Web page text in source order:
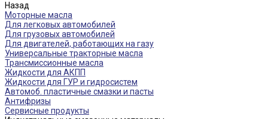
Назад
Моторные масла
Для легковых автомобилей
Для грузовых автомобилей
Для двигателей, работающих на газу
Универсальные тракторные масла
Трансмиссионные масла
Жидкости для АКПП
Жидкости для ГУР и гидросистем
Автомоб. пластичные смазки и пасты
Антифризы
Сервисные продукты